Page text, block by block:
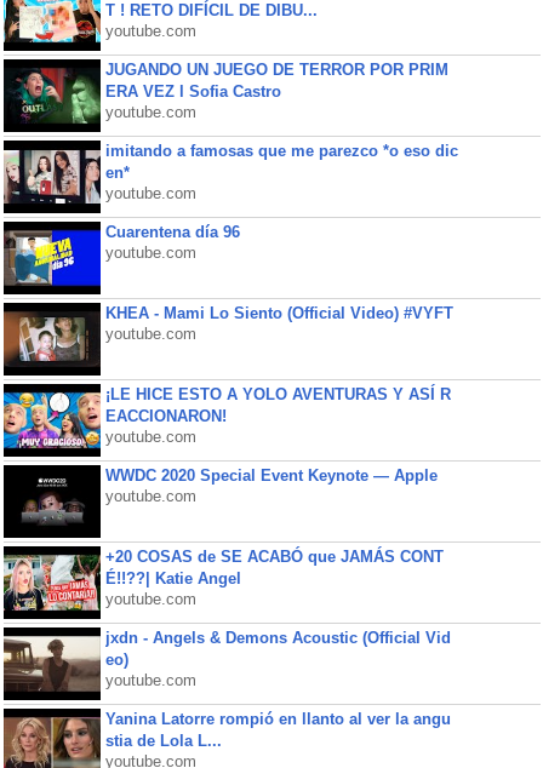
T ! RETO DIFÍCIL DE DIBU...
youtube.com
JUGANDO UN JUEGO DE TERROR POR PRIM
ERA VEZ l Sofia Castro
youtube.com
imitando a famosas que me parezco *o eso dic
en*
youtube.com
Cuarentena día 96
youtube.com
KHEA - Mami Lo Siento (Official Video) #VYFT
youtube.com
¡LE HICE ESTO A YOLO AVENTURAS Y ASÍ R
EACCIONARON!
youtube.com
WWDC 2020 Special Event Keynote — Apple
youtube.com
+20 COSAS de SE ACABÓ que JAMÁS CONT
É!!??| Katie Angel
youtube.com
jxdn - Angels & Demons Acoustic (Official Vid
eo)
youtube.com
Yanina Latorre rompió en llanto al ver la angu
stia de Lola L...
youtube.com